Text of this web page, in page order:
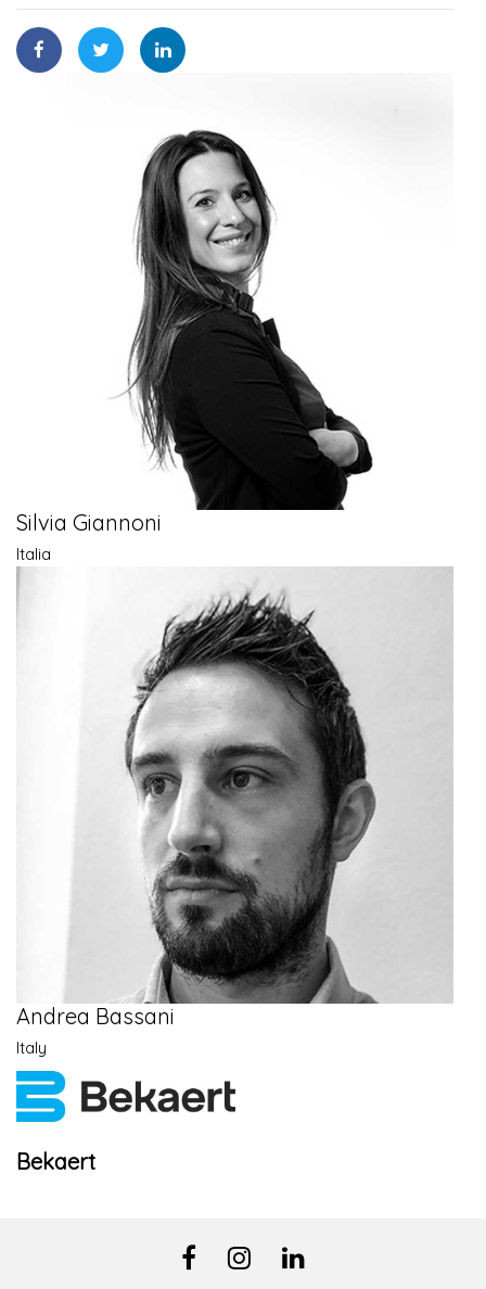
Silvia Giannoni
Italia
Andrea Bassani
Italy
Bekaert